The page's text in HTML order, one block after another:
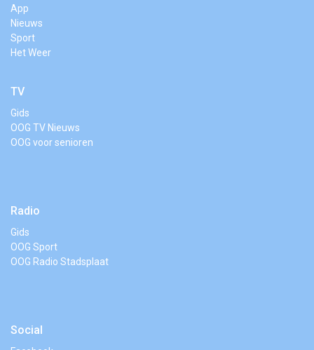
App
Nieuws
Sport
Het Weer
TV
Gids
OOG TV Nieuws
OOG voor senioren
Radio
Gids
OOG Sport
OOG Radio Stadsplaat
Social